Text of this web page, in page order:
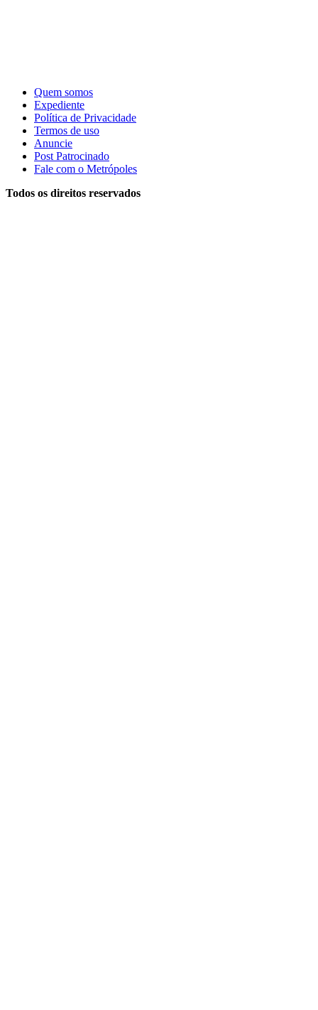
Quem somos
Expediente
Política de Privacidade
Termos de uso
Anuncie
Post Patrocinado
Fale com o Metrópoles
Todos os direitos reservados